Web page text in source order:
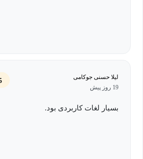
لیلا حسنی جوکامی
19 روز پیش
بسیار لغات کاربردی بود.